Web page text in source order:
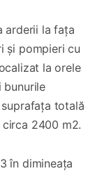
arderii la fața
și pompieri cu
la orele
bunurile
totală
2400 m2.
în dimineața